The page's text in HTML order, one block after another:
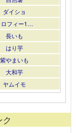
ダイショ
ロフィー1…
長いも
はり芋
紫やまいも
大和芋
ヤムイモ